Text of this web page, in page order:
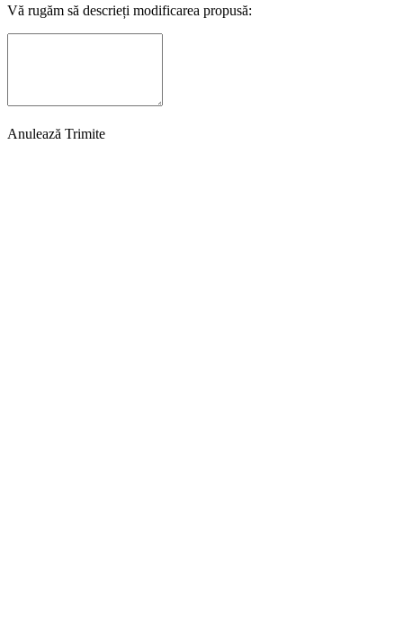
Vă rugăm să descrieți modificarea propusă:
Anulează Trimite